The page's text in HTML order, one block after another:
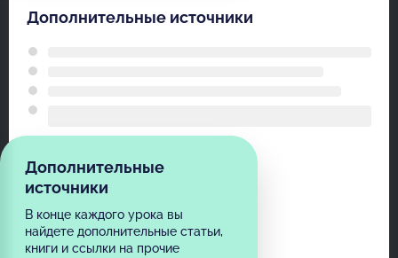
Дополнительные источники
Дополнительные
источники
В конце каждого урока вы
найдете дополнительные статьи,
книги и ссылки на прочие